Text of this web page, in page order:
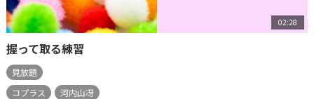
02:28
握って取る練習
見放題
コプラス
河内山冴